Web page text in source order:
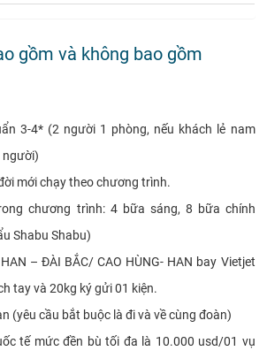
gồm và không bao gồm
3-4* (2 người 1 phòng, nếu khách lẻ nam
người)
mới chạy theo chương trình.
chương trình: 4 bữa sáng, 8 bữa chính
Shabu Shabu)
– ĐÀI BẮC/ CAO HÙNG- HAN bay Vietjet
tay và 20kg ký gửi 01 kiện.
(yêu cầu bắt buộc là đi và về cùng đoàn)
tế mức đền bù tối đa là 10.000 usd/01 vụ